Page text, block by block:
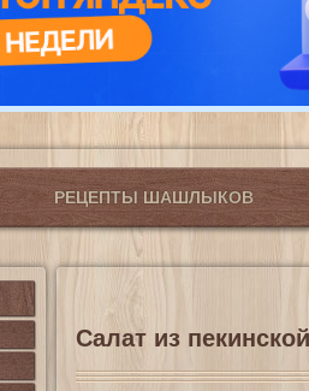
РЕЦЕПТЫ ШАШЛЫКОВ
Салат из